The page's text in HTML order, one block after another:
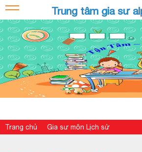
Trung tâm gia sư
Trang chủ Gia sư môn Lịch sử